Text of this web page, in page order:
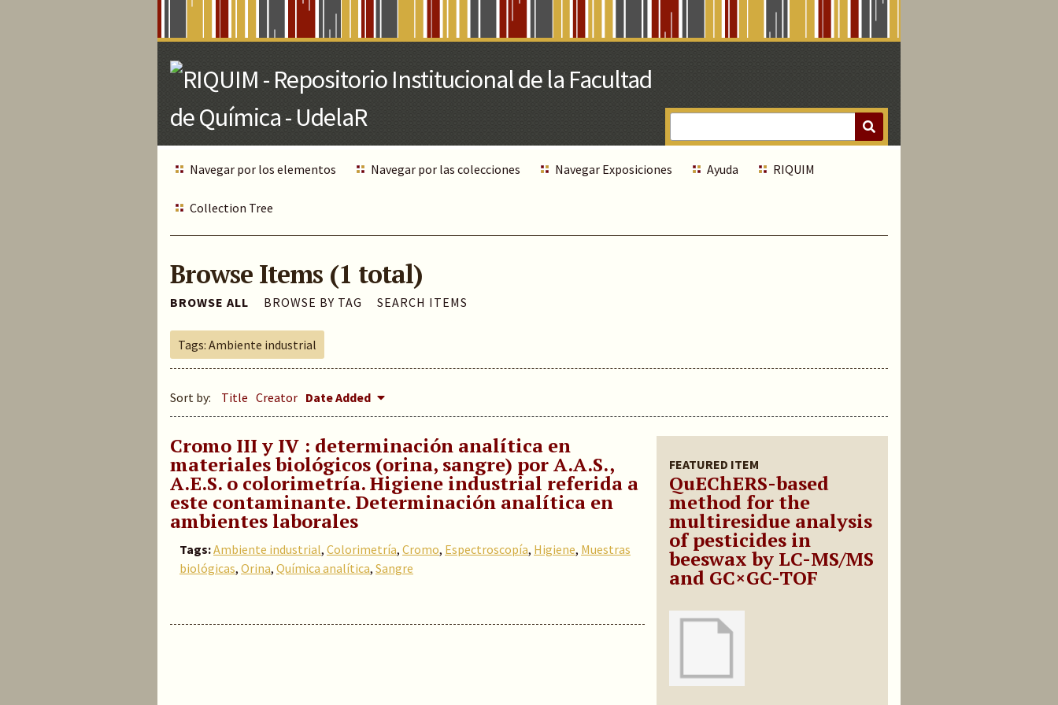
Navegar por los elementos Navegar por las colecciones Navegar Exposiciones Ayuda RIQUIM
Collection Tree
Browse Items (1 total)
BROWSE ALL BROWSE BY TAG SEARCH ITEMS
Tags: Ambiente industrial
Sort by: Title Creator Date Added
FEATURED ITEM
QuEChERS-based
method for the
multiresidue analysis
of pesticides in
beeswax by LC-MS/MS
and GC×GC-TOF
Cromo III y IV : determinación analítica en
materiales biológicos (orina, sangre) por A.A.S.,
A.E.S. o colorimetría. Higiene industrial referida a
este contaminante. Determinación analítica en
ambientes laborales
Tags:Ambiente industrial, Colorimetría, Cromo, Espectroscopía, Higiene, Muestras
biológicas, Orina, Química analítica, Sangre